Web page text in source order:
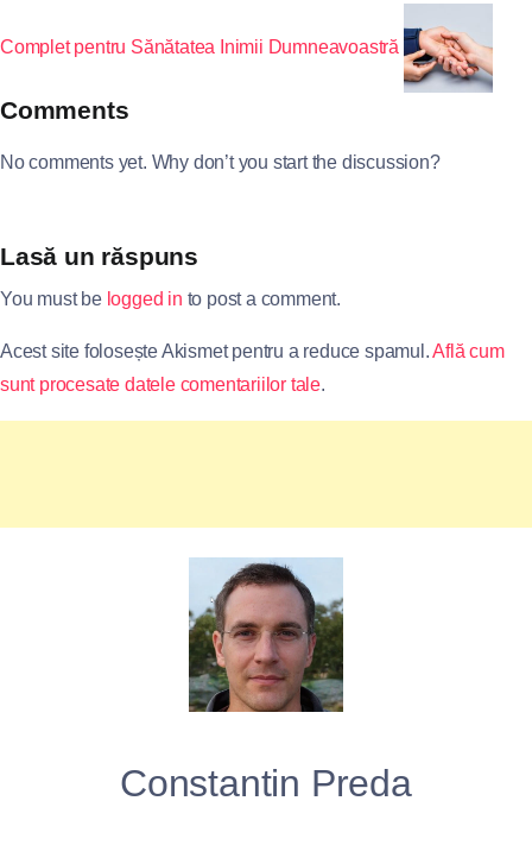
Complet pentru Sănătatea Inimii Dumneavoastră
Comments
No comments yet. Why don’t you start the discussion?
Lasă un răspuns
You must be logged in to post a comment.
Acest site folosește Akismet pentru a reduce spamul.Află cum
sunt procesate datele comentariilor tale.
Constantin Preda